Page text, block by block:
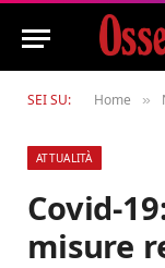
SEI SU: Home »
ATTUALITÀ
Covid-
misure